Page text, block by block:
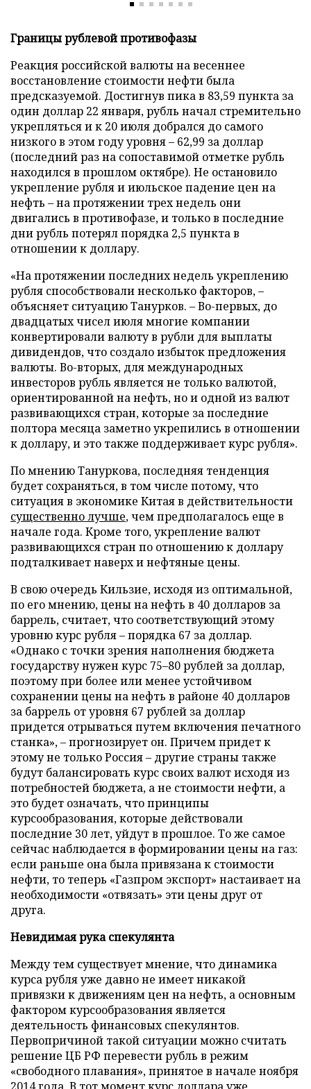
Границы рублевой противофазы
Реакция российской валюты на весеннее
восстановление стоимости нефти была
предсказуемой. Достигнув пика в 83,59 пункта за
один доллар 22 января, рубль начал стремительно
укрепляться и к 20 июля добрался до самого
низкого в этом году уровня – 62,99 за доллар
(последний раз на сопоставимой отметке рубль
находился в прошлом октябре). Не остановило
укрепление рубля и июльское падение цен на
нефть – на протяжении трех недель они
двигались в противофазе, и только в последние
дни рубль потерял порядка 2,5 пункта в
отношении к доллару.
«На протяжении последних недель укреплению
рубля способствовали несколько факторов, –
объясняет ситуацию Танурков. – Во-первых, до
двадцатых чисел июля многие компании
конвертировали валюту в рубли для выплаты
дивидендов, что создало избыток предложения
валюты. Во-вторых, для международных
инвесторов рубль является не только валютой,
ориентированной на нефть, но и одной из валют
развивающихся стран, которые за последние
полтора месяца заметно укрепились в отношении
к доллару, и это также поддерживает курс рубля».
По мнению Тануркова, последняя тенденция
будет сохраняться, в том числе потому, что
ситуация в экономике Китая в действительности
существенно лучше, чем предполагалось еще в
начале года. Кроме того, укрепление валют
развивающихся стран по отношению к доллару
подталкивает наверх и нефтяные цены.
В свою очередь Кильзие, исходя из оптимальной,
по его мнению, цены на нефть в 40 долларов за
баррель, считает, что соответствующий этому
уровню курс рубля – порядка 67 за доллар.
«Однако с точки зрения наполнения бюджета
государству нужен курс 75–80 рублей за доллар,
поэтому при более или менее устойчивом
сохранении цены на нефть в районе 40 долларов
за баррель от уровня 67 рублей за доллар
придется отрываться путем включения печатного
станка», – прогнозирует он. Причем придет к
этому не только Россия – другие страны также
будут балансировать курс своих валют исходя из
потребностей бюджета, а не стоимости нефти, а
это будет означать, что принципы
курсообразования, которые действовали
последние 30 лет, уйдут в прошлое. То же самое
сейчас наблюдается в формировании цены на газ:
если раньше она была привязана к стоимости
нефти, то теперь «Газпром экспорт» настаивает на
необходимости «отвязать» эти цены друг от
друга.
Невидимая рука спекулянта
Между тем существует мнение, что динамика
курса рубля уже давно не имеет никакой
привязки к движениям цен на нефть, а основным
фактором курсообразования является
деятельность финансовых спекулянтов.
Первопричиной такой ситуации можно считать
решение ЦБ РФ перевести рубль в режим
«свободного плавания», принятое в начале ноября